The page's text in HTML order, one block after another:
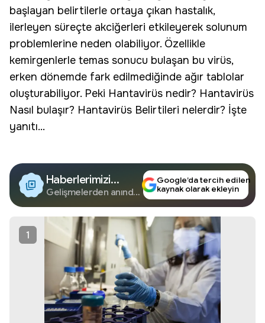
başlayan belirtilerle ortaya çıkan hastalık,
ilerleyen süreçte akciğerleri etkileyerek solunum
problemlerine neden olabiliyor. Özellikle
kemirgenlerle temas sonucu bulaşan bu virüs,
erken dönemde fark edilmediğinde ağır tablolar
oluşturabiliyor. Peki Hantavirüs nedir? Hantavirüs
Nasıl bulaşır? Hantavirüs Belirtileri nelerdir? İşte
yanıtı...
Haberlerimizi
Google'da Takip
Edin
Gelişmelerden anında
Google’da tercih edilen
kaynak olarak ekleyin
1